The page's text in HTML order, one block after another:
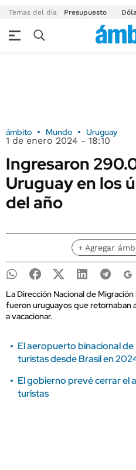
Temas del día Presupuesto
ámbito Mundo Uruguay
1 de enero 2024 - 18:10
Ingresaron
Uruguay en los
del año
+ Agregar
La Dirección Nacional de
fueron uruguayos que retornaban
a vacacionar.
El aeropuerto binacional
turistas desde Brasil en
El gobierno prevé cerrar el
turistas